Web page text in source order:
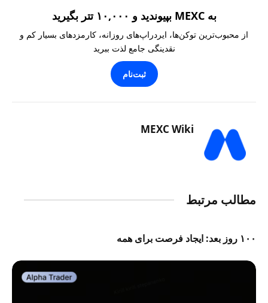
به MEXC بپیوندید و ۱۰,۰۰۰ تتر بگیرید
از محبوب‌ترین توکن‌ها، ایردراپ‌های روزانه، کارمزدهای بسیار کم و
نقدینگی جامع لذت ببرید
ثبت‌نام
MEXC Wiki
مطالب مرتبط
۱۰۰ روز بعد: ایجاد فرصت برای همه